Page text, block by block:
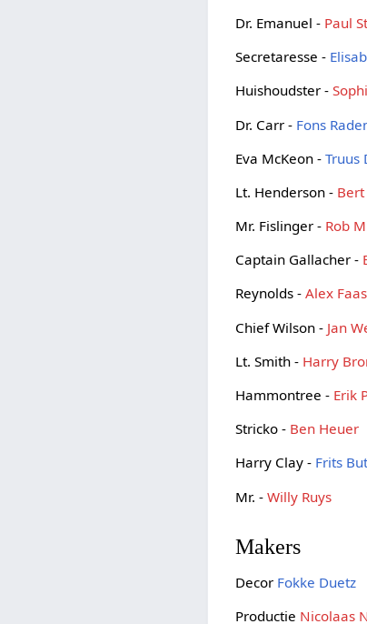
Dr. Emanuel - Paul
Secretaresse -
Huishoudster -
Dr. Carr - Fons
Eva McKeon -Truus
Lt. Henderson -
Mr. Fislinger - Rob
Captain Gallacher -
Reynolds -Alex
Chief Wilson - Jan
Lt. Smith - Harry
Hammontree - Erik
Stricko - Ben Heuer
Harry Clay - Frits
Mr. -Willy Ruys
Makers
Decor Fokke Duetz
Productie Nicolaas